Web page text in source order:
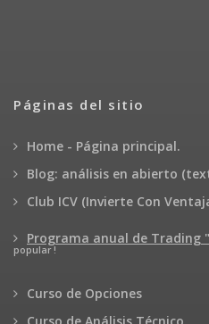
Páginas del sitio
Home - Página principal.
Blog: análisis en abierto
Club ICV (Invierte Con
Programa anual de Trading
popular !
Curso de Opciones